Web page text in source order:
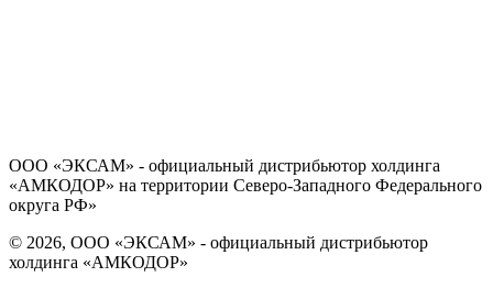
ООО «ЭКСАМ» - официальный дистрибьютор холдинга
«АМКОДОР» на территории Северо-Западного Федерального
округа РФ»
© 2026, ООО «ЭКСАМ» - официальный дистрибьютор
холдинга «АМКОДОР»